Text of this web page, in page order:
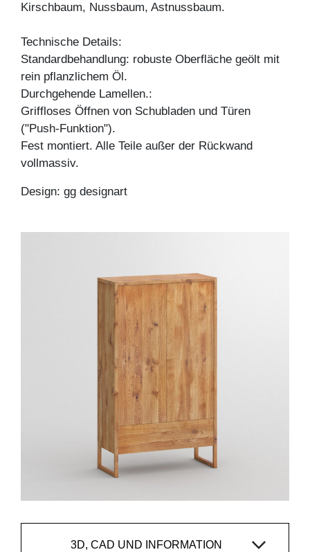
Kirschbaum, Nussbaum, Astnussbaum.
Technische Details:
Standardbehandlung: robuste Oberfläche geölt mit
rein pflanzlichem Öl.
Durchgehende Lamellen.:
Griffloses Öffnen von Schubladen und Türen
("Push-Funktion").
Fest montiert. Alle Teile außer der Rückwand
vollmassiv.
Design: gg designart
3D, CAD UND INFORMATION